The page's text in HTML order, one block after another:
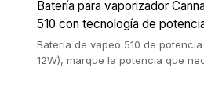
Batería para vaporizador
510 con tecnología de
Batería de vapeo 510 de
12W), marque la potencia que